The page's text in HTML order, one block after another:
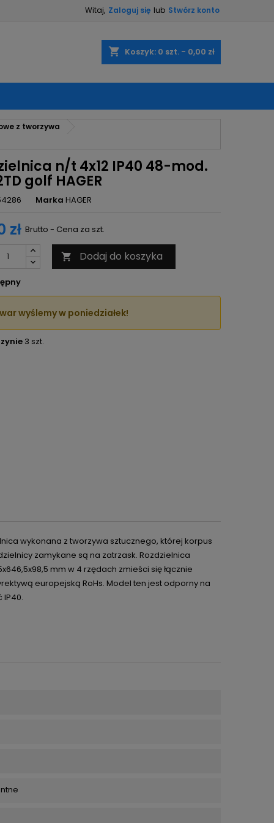
Witaj, Zaloguj się lub Stwórz konto
shopping_cart Koszyk: 0 szt. - 0,00 zł
z tworzywa
n/t 4x12 IP40 48-mod.
golf HAGER
Marka HAGER
zł Brutto - Cena za szt.
 Dodaj do koszyka
wyślemy w poniedziałek!
3 szt.
wykonana z tworzywa sztucznego, której korpus
zamykane są na zatrzask. Rozdzielnica
mm w 4 rzędach zmieści się łącznie
europejską RoHs. Model ten jest odporny na